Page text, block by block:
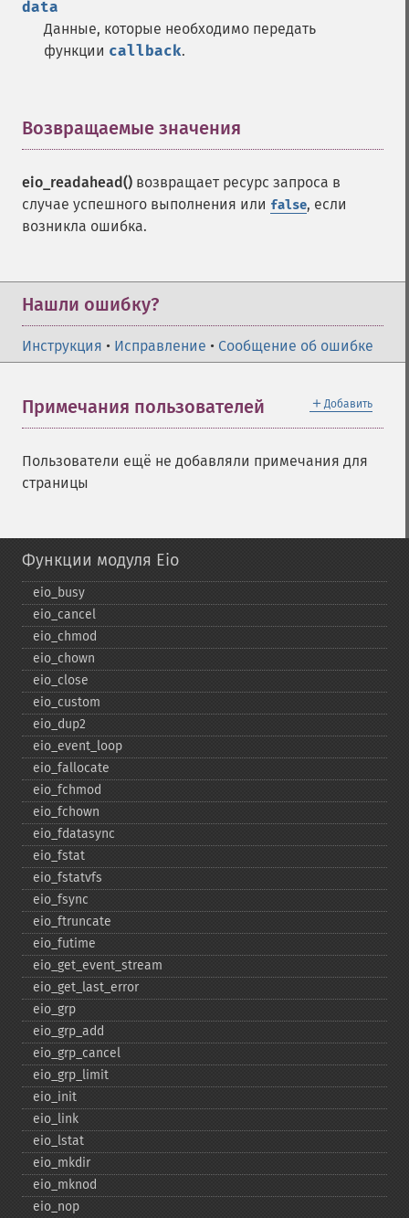
data
Данные, которые необходимо передать
функции callback.
Возвращаемые значения
eio_readahead() возвращает ресурс запроса в
случае успешного выполнения или false, если
возникла ошибка.
Нашли ошибку?
Инструкция • Исправление • Сообщение об ошибке
＋ Добавить
Примечания пользователей
Пользователи ещё не добавляли примечания для
страницы
Функции модуля Eio
eio_​busy
eio_​cancel
eio_​chmod
eio_​chown
eio_​close
eio_​custom
eio_​dup2
eio_​event_​loop
eio_​fallocate
eio_​fchmod
eio_​fchown
eio_​fdatasync
eio_​fstat
eio_​fstatvfs
eio_​fsync
eio_​ftruncate
eio_​futime
eio_​get_​event_​stream
eio_​get_​last_​error
eio_​grp
eio_​grp_​add
eio_​grp_​cancel
eio_​grp_​limit
eio_​init
eio_​link
eio_​lstat
eio_​mkdir
eio_​mknod
eio_​nop